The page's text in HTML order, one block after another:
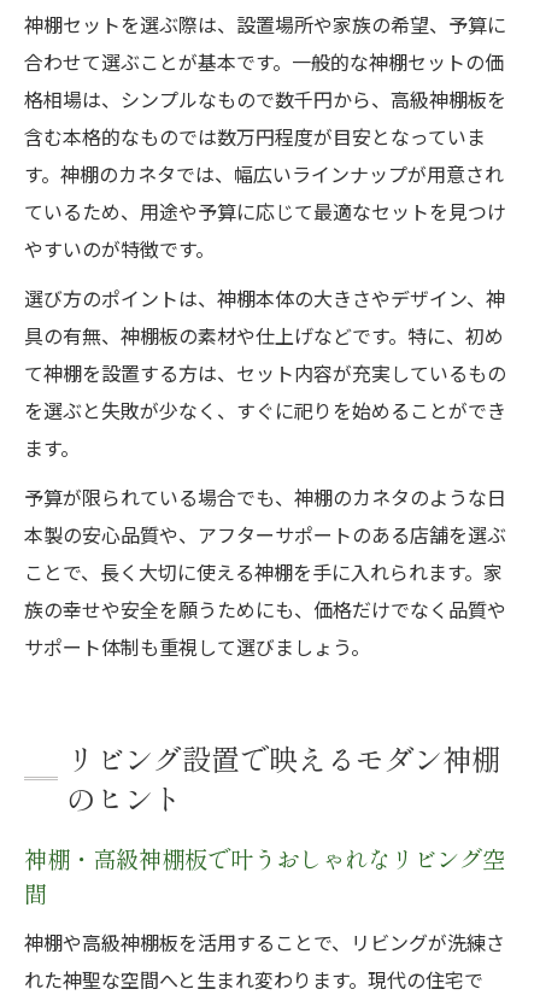
神棚セットを選ぶ際は、設置場所や家族の希望、予算に
合わせて選ぶことが基本です。一般的な神棚セットの価
格相場は、シンプルなもので数千円から、高級神棚板を
含む本格的なものでは数万円程度が目安となっていま
す。神棚のカネタでは、幅広いラインナップが用意され
ているため、用途や予算に応じて最適なセットを見つけ
やすいのが特徴です。
選び方のポイントは、神棚本体の大きさやデザイン、神
具の有無、神棚板の素材や仕上げなどです。特に、初め
て神棚を設置する方は、セット内容が充実しているもの
を選ぶと失敗が少なく、すぐに祀りを始めることができ
ます。
予算が限られている場合でも、神棚のカネタのような日
本製の安心品質や、アフターサポートのある店舗を選ぶ
ことで、長く大切に使える神棚を手に入れられます。家
族の幸せや安全を願うためにも、価格だけでなく品質や
サポート体制も重視して選びましょう。
リビング設置で映えるモダン神棚
のヒント
神棚・高級神棚板で叶うおしゃれなリビング空
間
神棚や高級神棚板を活用することで、リビングが洗練さ
れた神聖な空間へと生まれ変わります。現代の住宅で